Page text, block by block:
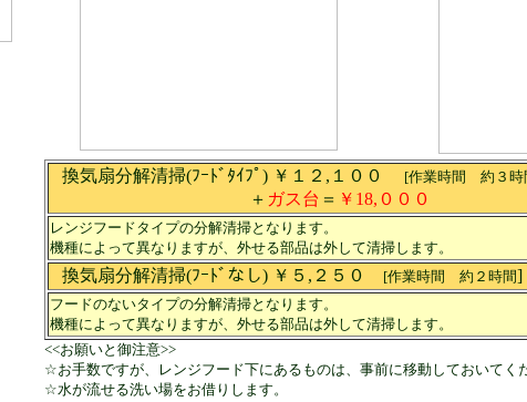
換気扇分解清掃(ﾌｰﾄﾞﾀｲﾌﾟ) ￥１２,１００ [作業時間 約３時
＋ ガス台 ＝ ￥18,０００
レンジフードタイプの分解清掃となります。
機種によって異なりますが、外せる部品は外して清掃します。
換気扇分解清掃(ﾌｰﾄﾞなし) ￥５,２５０ [作業時間 約２時間]
フードのないタイプの分解清掃となります。
機種によって異なりますが、外せる部品は外して清掃します。
<<お願いと御注意>>
☆お手数ですが、レンジフード下にあるものは、事前に移動しておいてく
☆水が流せる洗い場をお借りします。